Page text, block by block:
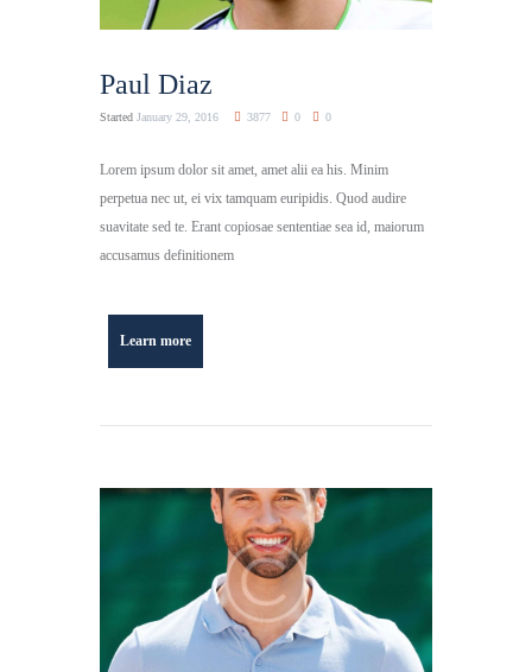
Paul Diaz
Started January 29, 2016 3877 0 0
Lorem ipsum dolor sit amet, amet alii ea his. Minim
perpetua nec ut, ei vix tamquam euripidis. Quod audire
suavitate sed te. Erant copiosae sententiae sea id, maiorum
accusamus definitionem
Learn more